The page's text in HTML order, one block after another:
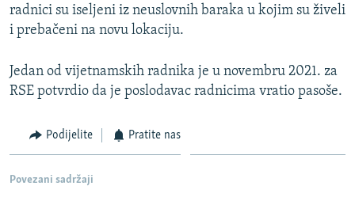
radnici su iseljeni iz neuslovnih baraka u kojim su živeli
i prebačeni na novu lokaciju.
Jedan od vijetnamskih radnika je u novembru 2021. za
RSE potvrdio da je poslodavac radnicima vratio pasoše.
Podijelite Pratite nas
Povezani sadržaji